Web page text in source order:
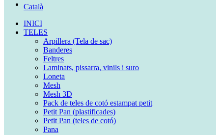
Català
INICI
TELES
Arpillera (Tela de sac)
Banderes
Feltres
Laminats, pissarra, vinils i suro
Loneta
Mesh
Mesh 3D
Pack de teles de cotó estampat petit
Petit Pan (plastificades)
Petit Pan (teles de cotó)
Pana